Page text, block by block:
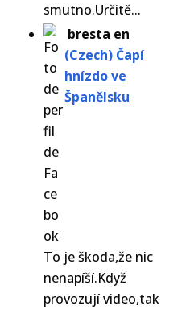
smutno.Určitě...
bresta en
(Czech) Čapí
hnízdo ve
Španělsku
To je škoda,že nic
nenapíší.Když
provozují video,tak